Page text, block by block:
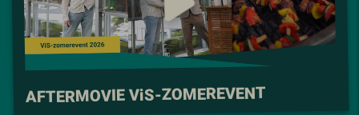
AFTERMOVIE ViS-ZOMEREVENT